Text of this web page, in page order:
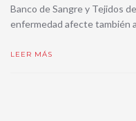
Banco de Sangre y Tejidos
enfermedad afecte también
LEER MÁS